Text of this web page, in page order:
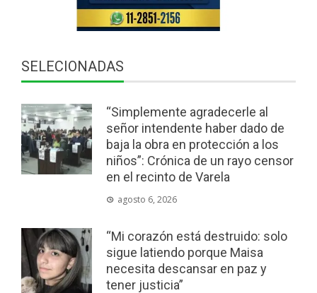
SELECIONADAS
“Simplemente agradecerle al
señor intendente haber dado de
baja la obra en protección a los
niños”: Crónica de un rayo censor
en el recinto de Varela
agosto 6, 2026
“Mi corazón está destruido: solo
sigue latiendo porque Maisa
necesita descansar en paz y
tener justicia”